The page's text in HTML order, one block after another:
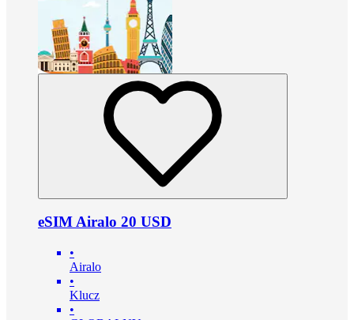
eSIM Airalo 20 USD
•
Airalo
•
Klucz
•